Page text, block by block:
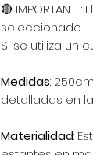
🔴
seleccionado.
Si se utiliza un
Medidas:
detalladas en
Materialidad: